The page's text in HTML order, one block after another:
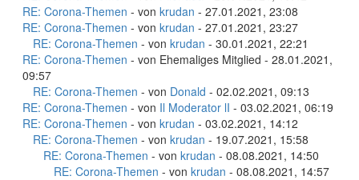
RE: Corona-Themen - von krudan - 27.01.2021, 23:08
RE: Corona-Themen - von krudan - 27.01.2021, 23:27
RE: Corona-Themen - von krudan - 30.01.2021, 22:21
RE: Corona-Themen - von Ehemaliges Mitglied - 28.01.2021,
09:57
RE: Corona-Themen - von Donald - 02.02.2021, 09:13
RE: Corona-Themen - von Il Moderator lI - 03.02.2021, 06:19
RE: Corona-Themen - von krudan - 03.02.2021, 14:12
RE: Corona-Themen - von krudan - 19.07.2021, 15:58
RE: Corona-Themen - von krudan - 08.08.2021, 14:50
RE: Corona-Themen - von krudan - 08.08.2021, 14:57